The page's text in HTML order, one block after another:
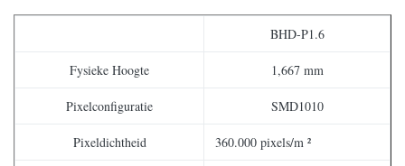
BHD-P1.6
Fysieke Hoogte 1,667 mm
Pixelconfiguratie SMD1010
Pixeldichtheid 360.000 pixels/m ²